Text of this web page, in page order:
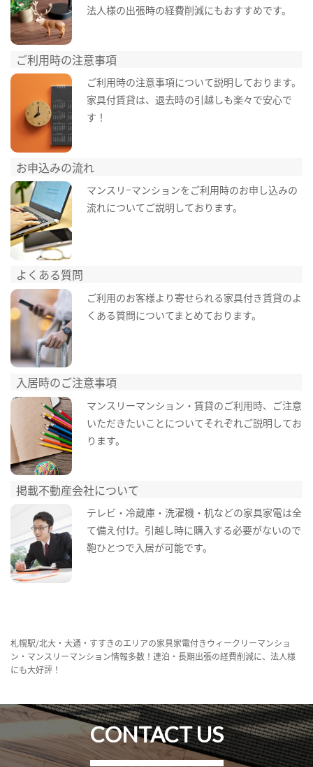
法人様の出張時の経費削減にもおすすめです。
ご利用時の注意事項
ご利用時の注意事項について説明しております。
家具付賃貸は、退去時の引越しも楽々で安心で
す！
お申込みの流れ
マンスリ−マンションをご利用時のお申し込みの
流れについてご説明しております。
よくある質問
ご利用のお客様より寄せられる家具付き賃貸のよ
くある質問についてまとめております。
入居時のご注意事項
マンスリーマンション・賃貸のご利用時、ご注意
いただきたいことについてそれぞれご説明してお
ります。
掲載不動産会社について
テレビ・冷蔵庫・洗濯機・机などの家具家電は全
て備え付け。引越し時に購入する必要がないので
鞄ひとつで入居が可能です。
札幌駅/北大・大通・すすきのエリアの家具家電付きウィークリーマンショ
ン・マンスリーマンション情報多数！連泊・長期出張の経費削減に、法人様
にも大好評！
CONTACT US